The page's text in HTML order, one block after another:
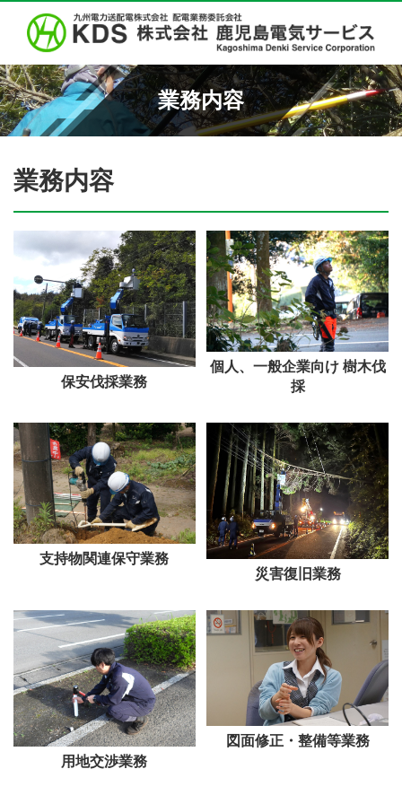
業務内容
業務内容
保安伐採業務
個人、一般企業向け 樹木伐
採
支持物関連保守業務
災害復旧業務
用地交渉業務
図面修正・整備等業務